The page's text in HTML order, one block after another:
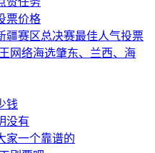
票价格
疆赛区总决赛最佳人气投票
网络海选肇东、兰西、海
钱
没有
家一个靠谱的